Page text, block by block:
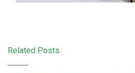
Related Posts